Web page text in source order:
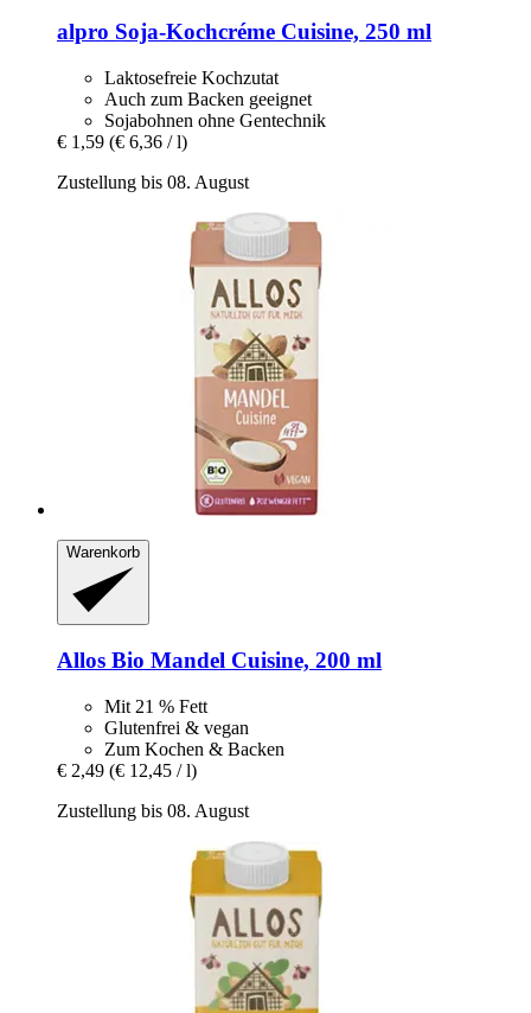
alpro Soja-​Kochcréme Cuisine, 250 ml
Laktosefreie Kochzutat
Auch zum Backen geeignet
Sojabohnen ohne Gentechnik
€ 1,59 (€ 6,36 / l)
Zustellung bis 08. August
Warenkorb
Allos Bio Mandel Cuisine, 200 ml
Mit 21 % Fett
Glutenfrei & vegan
Zum Kochen & Backen
€ 2,49 (€ 12,45 / l)
Zustellung bis 08. August